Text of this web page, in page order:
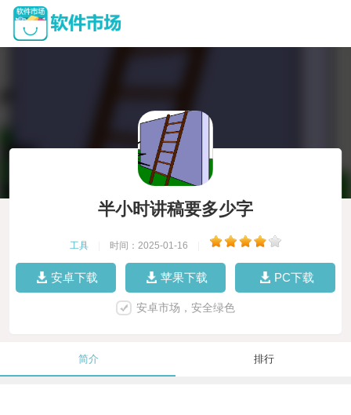
半小时讲稿要多少字
工具 时间：2025-01-16
安卓下载 苹果下载 PC下载
安卓市场，安全绿色
简介 排行